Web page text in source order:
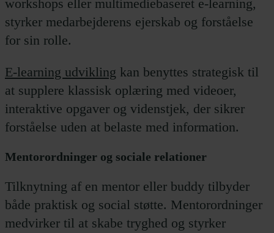
workshops eller multimediebaseret e-learning,
styrker medarbejderens ejerskab og forståelse
for sin rolle.
E-learning udvikling kan benyttes strategisk til
at supplere klassisk oplæring med videoer,
interaktive opgaver og videnstjek, der sikrer
forståelse uden at belaste med information.
Mentorordninger og sociale relationer
Tilknytning af en mentor eller buddy tilbyder
både praktisk og social støtte. Mentorordninger
medvirker til at skabe tryghed og styrker